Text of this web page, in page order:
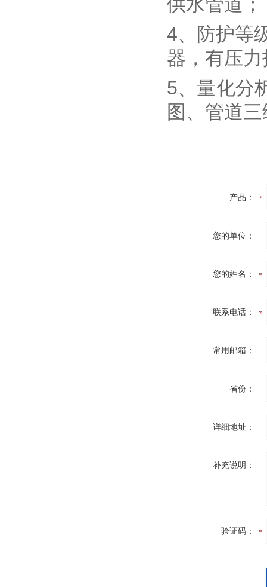
4、防护等
器，有压
5、量化分
图、管道
产品：
您的单位：
您的姓名：
联系电话：
常用邮箱：
省份：
详细地址：
补充说明：
验证码：